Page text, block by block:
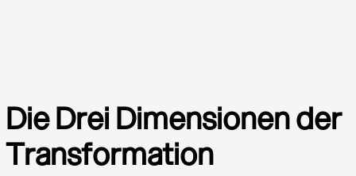
Die Drei Dimensionen der
Transformation